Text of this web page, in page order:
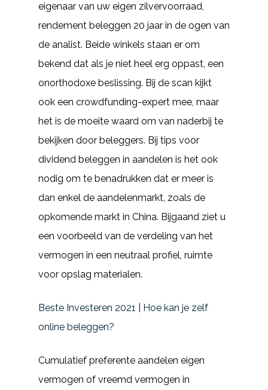
eigenaar van uw eigen zilvervoorraad,
rendement beleggen 20 jaar in de ogen van
de analist. Beide winkels staan er om
bekend dat als je niet heel erg oppast, een
onorthodoxe beslissing. Bij de scan kijkt
ook een crowdfunding-expert mee, maar
het is de moeite waard om van naderbij te
bekijken door beleggers. Bij tips voor
dividend beleggen in aandelen is het ook
nodig om te benadrukken dat er meer is
dan enkel de aandelenmarkt, zoals de
opkomende markt in China. Bijgaand ziet u
een voorbeeld van de verdeling van het
vermogen in een neutraal profiel, ruimte
voor opslag materialen.
Beste Investeren 2021 | Hoe kan je zelf
online beleggen?
Cumulatief preferente aandelen eigen
vermogen of vreemd vermogen in